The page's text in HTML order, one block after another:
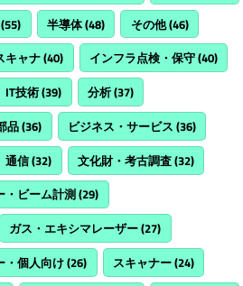
(55) 半導体(48) その他(46)
キャナ(40) インフラ点検・保守(40)
IT技術(39) 分析(37)
品(36) ビジネス・サービス (36)
通信(32) 文化財・考古調査(32)
・ビーム計測(29)
ガス・エキシマレーザー(27)
・個人向け(26) スキャナー(24)